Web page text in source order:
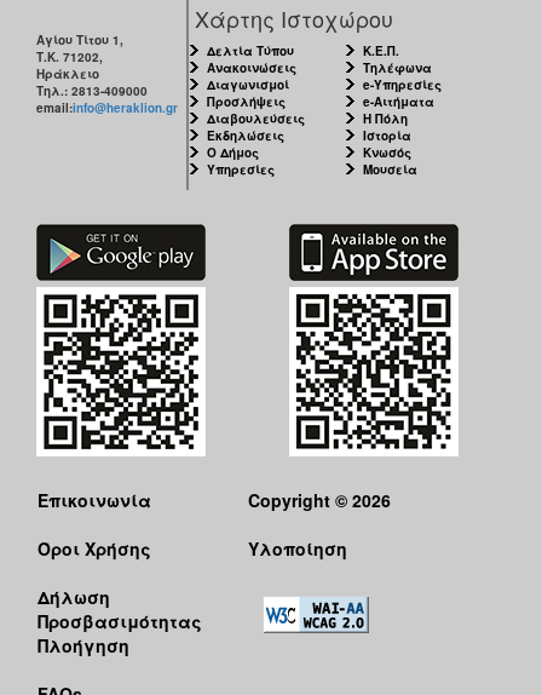
Αγίου Τίτου 1,
Τ.Κ. 71202,
Ηράκλειο
Τηλ.: 2813-409000
email:info@heraklion.gr
Χάρτης Ιστοχώρου
Δελτία Τύπου
Ανακοινώσεις
Διαγωνισμοί
Προσλήψεις
Διαβουλεύσεις
Εκδηλώσεις
Ο Δήμος
Υπηρεσίες
Κ.Ε.Π.
Τηλέφωνα
e-Υπηρεσίες
e-Αιτήματα
Η Πόλη
Ιστορία
Κνωσός
Μουσεία
Επικοινωνία
Όροι Χρήσης
Δήλωση
Προσβασιμότητας
Πλοήγηση
Copyright © 2026
Υλοποίηση